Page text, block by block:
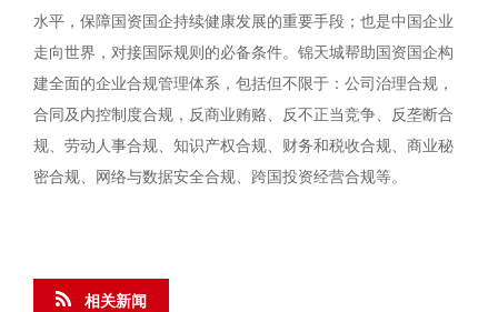
水平，保障国资国企持续健康发展的重要手段；也是中国企业
走向世界，对接国际规则的必备条件。锦天城帮助国资国企构
建全面的企业合规管理体系，包括但不限于：公司治理合规，
合同及内控制度合规，反商业贿赂、反不正当竞争、反垄断合
规、劳动人事合规、知识产权合规、财务和税收合规、商业秘
密合规、网络与数据安全合规、跨国投资经营合规等。
相关新闻